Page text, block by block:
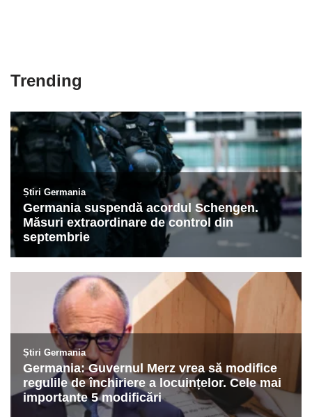
Trending